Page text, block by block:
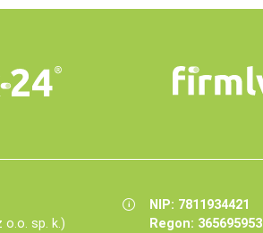
o.o. sp. k.)
NIP: 7811934421
Regon: 365695953